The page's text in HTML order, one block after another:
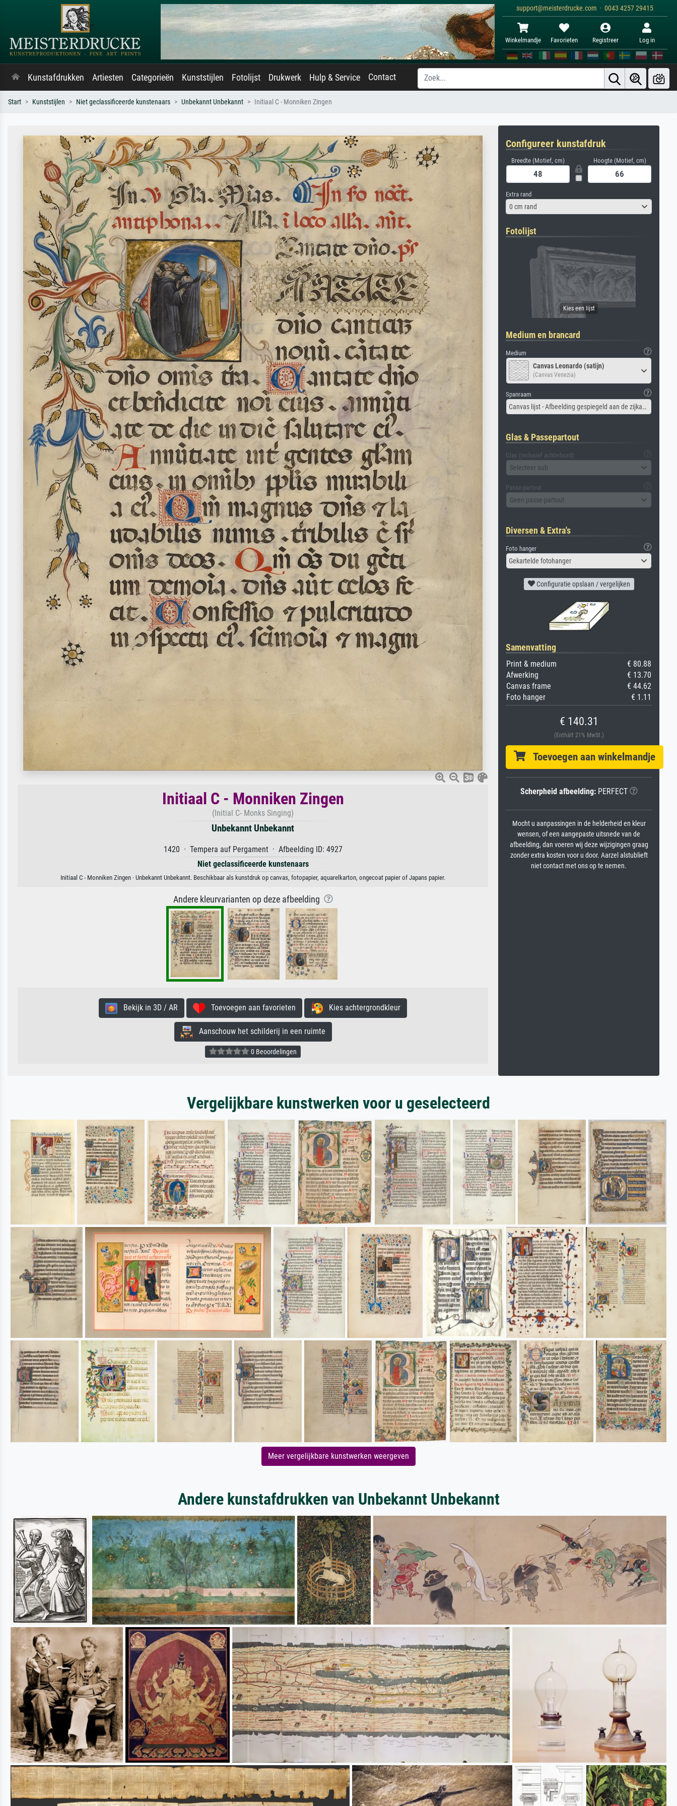
support@meisterdrucke.com · 0043 4257 29415
Winkelmandje Favorieten Registreer Log in
Kunstafdrukken Artiesten Categorieën Kunststijlen Fotolijst Drukwerk Hulp & Service Contact
Start Kunststijlen Niet geclassificeerde kunstenaars Unbekannt Unbekannt Initiaal C - Monniken Zingen
Initiaal C - Monniken Zingen
(Initial C- Monks Singing)
Unbekannt Unbekannt
1420 · Tempera auf Pergament · Afbeelding ID: 4927
Niet geclassificeerde kunstenaars
Initiaal C - Monniken Zingen · Unbekannt Unbekannt. Beschikbaar als kunstdruk op canvas, fotopapier, aquarelkarton, ongecoat papier of Japans papier.
Andere kleurvarianten op deze afbeelding
Bekijk in 3D / AR Toevoegen aan favorieten Kies achtergrondkleur
Aanschouw het schilderij in een ruimte
0 Beoordelingen
Configureer kunstafdruk
Breedte (Motief, cm) Hoogte (Motief, cm)
Extra rand
0 cm rand
Fotolijst
Medium en brancard
Medium
Canvas Leonardo (satijn)
(Canvas Venezia)
Spanraam
Canvas lijst - Afbeelding gespiegeld aan de zijkant
Glas & Passepartout
Glas (inclusief achterbord)
Selecteer aub
Passe-partout
Geen passe-partout
Diversen & Extra's
Foto hanger
Gekartelde fotohanger
Configuratie opslaan / vergelijken
Samenvatting
Print & medium
€ 80.88
Afwerking
€ 13.70
Canvas frame
€ 44.62
Foto hanger
€ 1.11
€ 140.31
(Enthält 21% MwSt.)
Toevoegen aan winkelmandje
Scherpheid afbeelding:PERFECT
Mocht u aanpassingen in de helderheid en kleur
wensen, of een aangepaste uitsnede van de
afbeelding, dan voeren wij deze wijzigingen graag
zonder extra kosten voor u door. Aarzel alstublieft
niet contact met ons op te nemen.
Vergelijkbare kunstwerken voor u geselecteerd
Meer vergelijkbare kunstwerken weergeven
Andere kunstafdrukken van Unbekannt Unbekannt